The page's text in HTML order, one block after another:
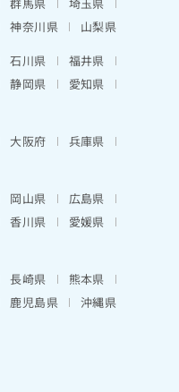
神奈川県
山梨県
石川県
福井県
静岡県
愛知県
大阪府
兵庫県
岡山県
広島県
香川県
愛媛県
長崎県
熊本県
鹿児島県 沖縄県